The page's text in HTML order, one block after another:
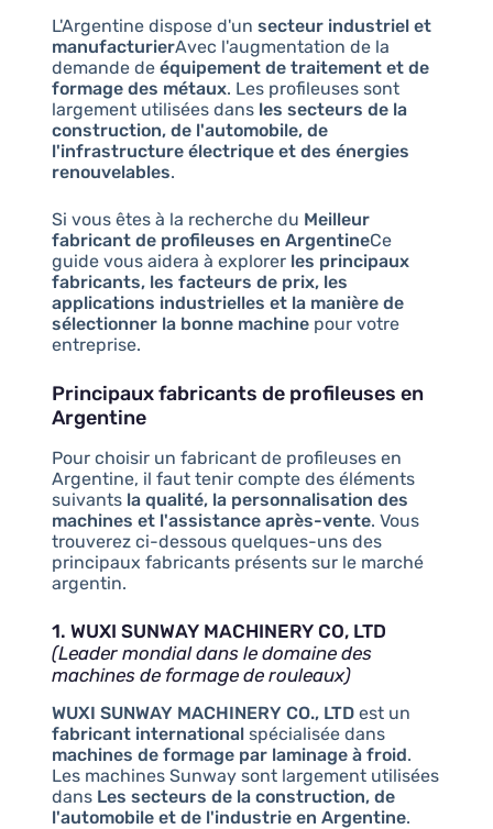
L'Argentine dispose d'un secteur industriel et
manufacturierAvec l'augmentation de la
demande de équipement de traitement et de
formage des métaux. Les profileuses sont
largement utilisées dans les secteurs de la
construction, de l'automobile, de
l'infrastructure électrique et des énergies
renouvelables.
Si vous êtes à la recherche du Meilleur
fabricant de profileuses en ArgentineCe
guide vous aidera à explorer les principaux
fabricants, les facteurs de prix, les
applications industrielles et la manière de
sélectionner la bonne machinepour votre
entreprise.
Principaux fabricants de profileuses en
Argentine
Pour choisir un fabricant de profileuses en
Argentine, il faut tenir compte des éléments
suivants la qualité, la personnalisation des
machines et l'assistance après-vente. Vous
trouverez ci-dessous quelques-uns des
principaux fabricants présents sur le marché
argentin.
1. WUXI SUNWAY MACHINERY CO, LTD
(Leader mondial dans le domaine des
machines de formage de rouleaux)
WUXI SUNWAY MACHINERY CO., LTDest un
fabricant internationalspécialisée dans
machines de formage par laminage à froid.
Les machines Sunway sont largement utilisées
dans Les secteurs de la construction, de
l'automobile et de l'industrie en Argentine.